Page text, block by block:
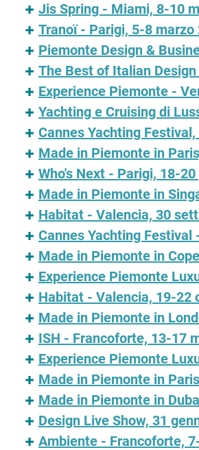
Jis Spring - Miami, 8-10
Tranoï - Parigi, 5-8 marzo
Piemonte Design &
The Best of Italian
Experience Piemonte -
Yachting e Cruising di
Cannes Yachting
Made in Piemonte in
Who's Next - Parigi, 18-
Made in Piemonte in
Habitat - Valencia, 30
Cannes Yachting
Made in Piemonte in
Experience Piemonte
Habitat - Valencia, 19-22
Made in Piemonte in
ISH - Francoforte, 13-17
Experience Piemonte
Made in Piemonte in
Made in Piemonte in
Design Live Show, 31
Ambiente - Francoforte,